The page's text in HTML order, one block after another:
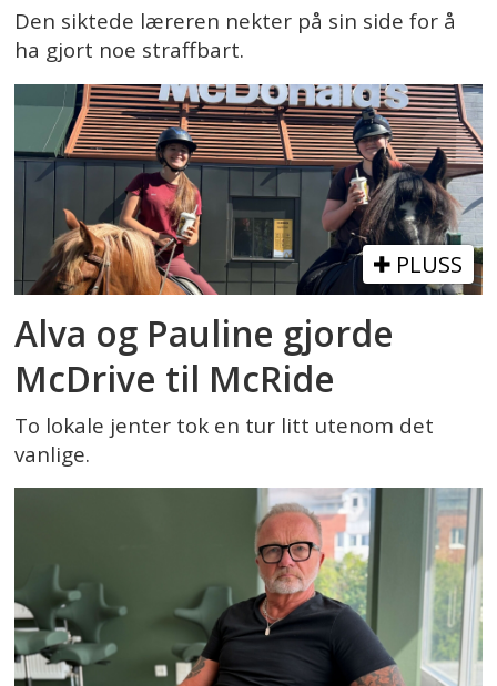
Den siktede læreren nekter på sin side for å
ha gjort noe straffbart.
PLUSS
Alva og Pauline gjorde
McDrive til McRide
To lokale jenter tok en tur litt utenom det
vanlige.